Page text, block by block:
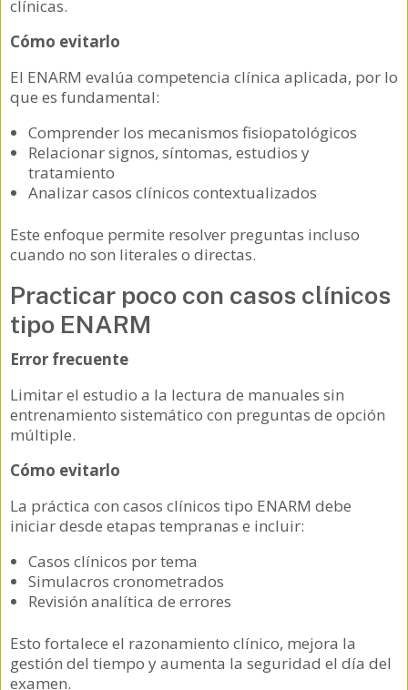
clínicas.
Cómo evitarlo
El ENARM evalúa competencia clínica aplicada, por lo
que es fundamental:
Comprender los mecanismos fisiopatológicos
Relacionar signos, síntomas, estudios y
tratamiento
Analizar casos clínicos contextualizados
Este enfoque permite resolver preguntas incluso
cuando no son literales o directas.
Practicar poco con casos clínicos
tipo ENARM
Error frecuente
Limitar el estudio a la lectura de manuales sin
entrenamiento sistemático con preguntas de opción
múltiple.
Cómo evitarlo
La práctica con casos clínicos tipo ENARM debe
iniciar desde etapas tempranas e incluir:
Casos clínicos por tema
Simulacros cronometrados
Revisión analítica de errores
Esto fortalece el razonamiento clínico, mejora la
gestión del tiempo y aumenta la seguridad el día del
examen.